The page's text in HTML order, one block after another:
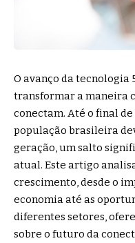
O avanço da tecnologia
transformar a maneira
conectam. Até o final de
população brasileira
geração, um salto
atual. Este artigo
crescimento, desde o
economia até as
diferentes setores,
sobre o futuro da